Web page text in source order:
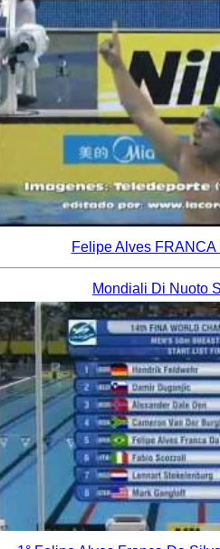
Felipe Alves FRANCA
Mondiali Di Nuoto